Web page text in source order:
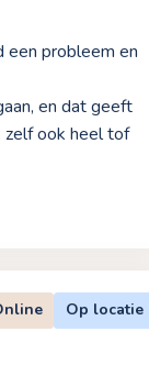
een probleem en
en dat geeft
zelf ook heel tof
Op locatie